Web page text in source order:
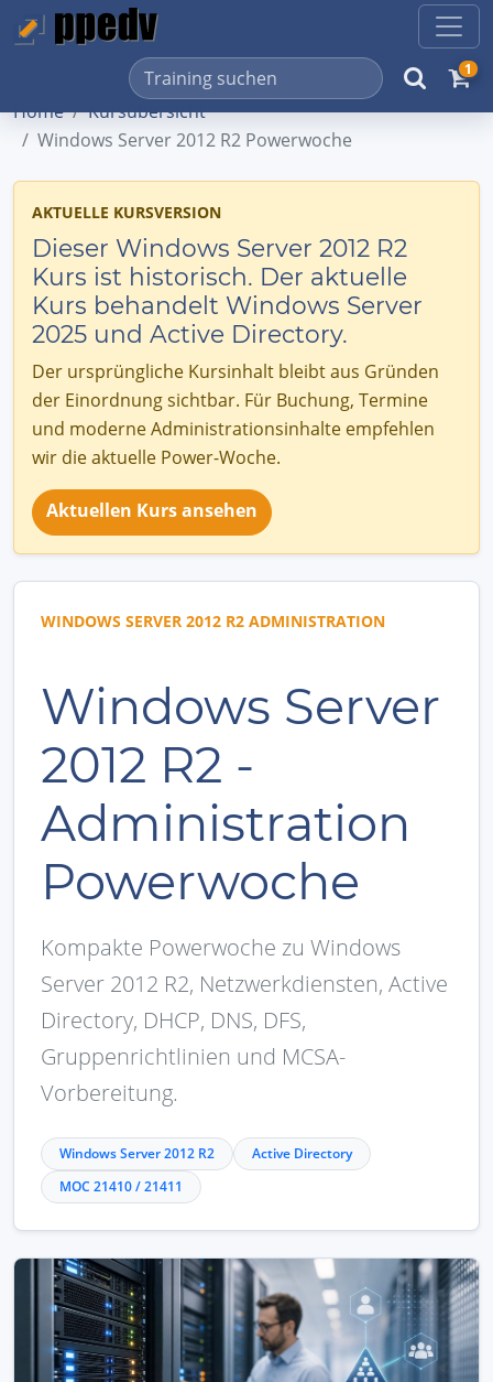
1
Home
Kursübersicht
Windows Server 2012 R2 Powerwoche
AKTUELLE KURSVERSION
Dieser Windows Server 2012 R2
Kurs ist historisch. Der aktuelle
Kurs behandelt Windows Server
2025 und Active Directory.
Der ursprüngliche Kursinhalt bleibt aus Gründen
der Einordnung sichtbar. Für Buchung, Termine
und moderne Administrationsinhalte empfehlen
wir die aktuelle Power-Woche.
Aktuellen Kurs ansehen
WINDOWS SERVER 2012 R2 ADMINISTRATION
Windows Server
2012 R2 -
Administration
Powerwoche
Kompakte Powerwoche zu Windows
Server 2012 R2, Netzwerkdiensten, Active
Directory, DHCP, DNS, DFS,
Gruppenrichtlinien und MCSA-
Vorbereitung.
Windows Server 2012 R2
Active Directory
MOC 21410 / 21411